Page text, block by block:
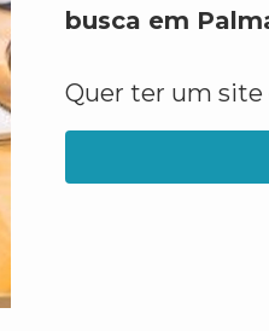
busca em
Quer ter um site